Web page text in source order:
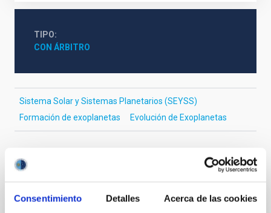
Consentimiento Detalles Acerca de las cookies
TIPO
CON ÁRBITRO
Sistema Solar y Sistemas Planetarios (SEYSS)
Formación de exoplanetas
Evolución de Exoplanetas
Te puede interesar